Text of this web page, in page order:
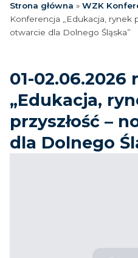
Strona główna » WZK
Konferencja „Edukacja, rynek
otwarcie dla Dolnego Śląska”
01-02.06.2026
„Edukacja,
przyszłość –
dla Dolnego